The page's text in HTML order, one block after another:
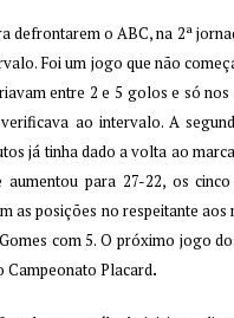
o ABC, na 2ª
Foi um jogo que não
entre 2 e 5 golos e só
ao intervalo. A
já tinha dado a volta ao
aumentou para 27-22, os
as posições no respeitante
com 5. O próximo jogo
Campeonato Placard.